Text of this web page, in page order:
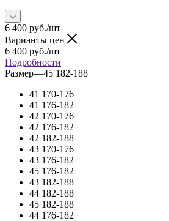
6 400 руб./шт
Варианты цен
6 400 руб./шт
Подробности
Размер—45 182-188
41 170-176
41 176-182
42 170-176
42 176-182
42 182-188
43 170-176
43 176-182
45 176-182
43 182-188
44 182-188
45 182-188
44 176-182